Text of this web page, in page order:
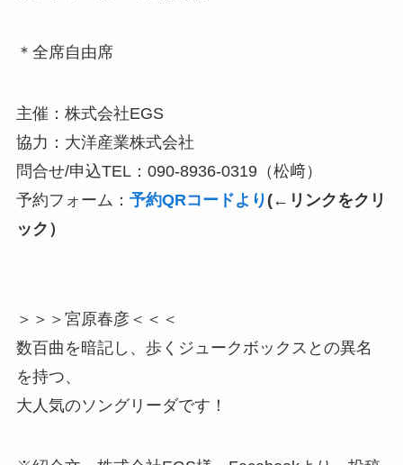
＊全席自由席
主催：株式会社EGS
協力：大洋産業株式会社
問合せ/申込TEL：090-8936-0319（松﨑）
予約フォーム： 予約QRコードより (←リンクをクリ
ック）
＞＞＞宮原春彦＜＜＜
数百曲を暗記し、歩くジュークボックスとの異名
を持つ、
大人気のソングリーダです！